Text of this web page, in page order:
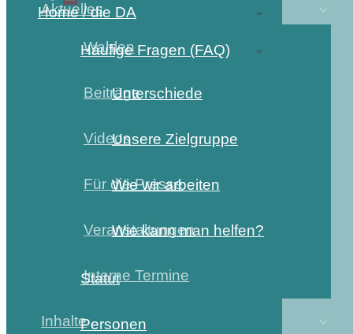
Aktuelles
Wahlen
Beiträge
Videos
Für die Presse
Veranstaltungen
Interne Termine
Inhalte
Home / die DA
Häufige Fragen (FAQ)
Unterschiede
Unsere Zielgruppe
Wie wir arbeiten
Wie kann man helfen?
Statut
Personen